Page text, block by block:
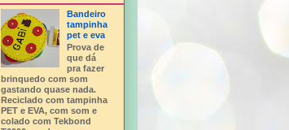
Bandeiro
tampinha
pet e eva
Prova de
que dá
pra fazer
brinquedo com som
gastando quase nada.
Reciclado com tampinha
PET e EVA, com som e
colado com Tekbond